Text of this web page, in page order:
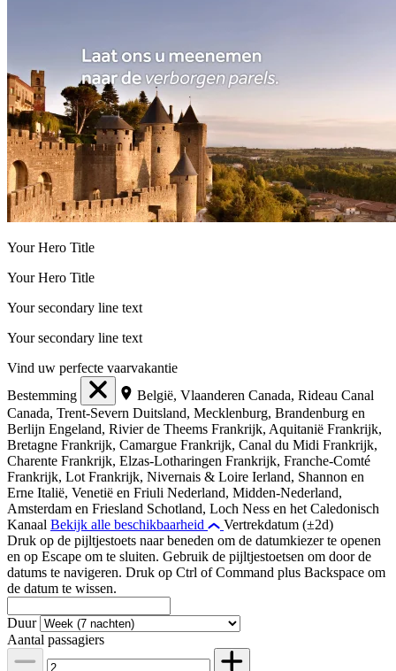
Your Hero Title
Your Hero Title
Your secondary line text
Your secondary line text
Vind uw perfecte vaarvakantie
Bestemming
België, Vlaanderen Canada, Rideau Canal
Canada, Trent-Severn Duitsland, Mecklenburg, Brandenburg en
Berlijn Engeland, Rivier de Theems Frankrijk, Aquitanië Frankrijk,
Bretagne Frankrijk, Camargue Frankrijk, Canal du Midi Frankrijk,
Charente Frankrijk, Elzas-Lotharingen Frankrijk, Franche-Comté
Frankrijk, Lot Frankrijk, Nivernais & Loire Ierland, Shannon en
Erne Italië, Venetië en Friuli Nederland, Midden-Nederland,
Amsterdam en Friesland Schotland, Loch Ness en het Caledonisch
Kanaal Bekijk alle beschikbaarheid
Vertrekdatum (±2d)
Druk op de pijltjestoets naar beneden om de datumkiezer te openen
en op Escape om te sluiten. Gebruik de pijltjestoetsen om door de
datums te navigeren. Druk op Ctrl of Command plus Backspace om
de datum te wissen.
Duur
Aantal passagiers